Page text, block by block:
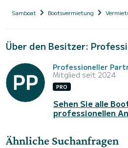
Samboat Bootsvermietung
Über den Besitzer:
Professioneller
Mitglied seit 2024
PRO
Sehen Sie alle
professionellen
Ähnliche Suchanfragen